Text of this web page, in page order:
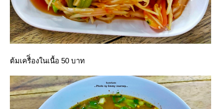
ต้มเครืิ่องในเนื้อ 50 บาท